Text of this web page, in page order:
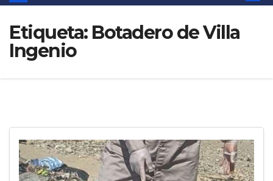
Etiqueta: Botadero de Villa
Ingenio